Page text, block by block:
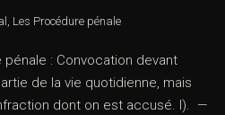
, Les Procédure pénale
: Convocation devant
de la vie quotidienne, mais
dont on est accusé. I). —